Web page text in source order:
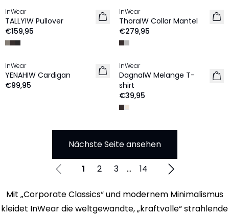
NEU
InWear
TALLYIW Pullover
€159,95
NEU
InWear
ThoraIW Collar Mantel
€279,95
NEU
InWear
YENAHIW Cardigan
€99,95
NEU
InWear
DagnaIW Melange T-
shirt
€39,95
Nächste Seite ansehen
1 2 3 ... 14
Mit „Corporate Classics“ und modernem Minimalismus
kleidet InWear die weltgewandte, „kraftvolle“ strahlende